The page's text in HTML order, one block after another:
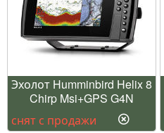
Эхолот Humminbird Helix 8
Chirp Msi+GPS G4N
снят с продажи